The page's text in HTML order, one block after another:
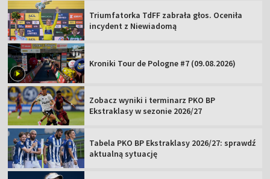
Triumfatorka TdFF zabrała głos. Oceniła
incydent z Niewiadomą
Kroniki Tour de Pologne #7 (09.08.2026)
Zobacz wyniki i terminarz PKO BP
Ekstraklasy w sezonie 2026/27
Tabela PKO BP Ekstraklasy 2026/27: sprawdź
aktualną sytuację